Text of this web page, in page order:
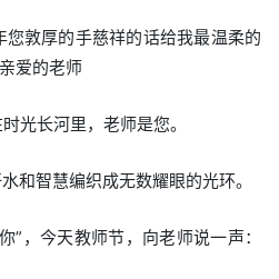
敦厚的手慈祥的话给我最温柔的
爱的老师
光长河里，老师是您。
和智慧编织成无数耀眼的光环。
”，今天教师节，向老师说一声：